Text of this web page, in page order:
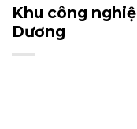
Khu công
Dương